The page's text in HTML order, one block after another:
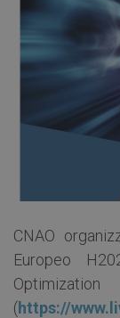
CNAO
Europeo
(https://